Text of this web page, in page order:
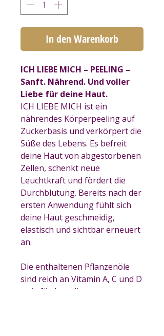
In den Warenkorb
ICH LIEBE MICH – PEELING –
Sanft. Nährend. Und voller
Liebe für deine Haut.
ICH LIEBE MICH ist ein
nährendes Körperpeeling auf
Zuckerbasis und verkörpert die
Süße des Lebens. Es befreit
deine Haut von abgestorbenen
Zellen, schenkt neue
Leuchtkraft und fördert die
Durchblutung. Bereits nach der
ersten Anwendung fühlt sich
deine Haut geschmeidig,
elastisch und sichtbar erneuert
an.
Die enthaltenen Pflanzenöle
sind reich an Vitamin A, C und D
– sie fördern die